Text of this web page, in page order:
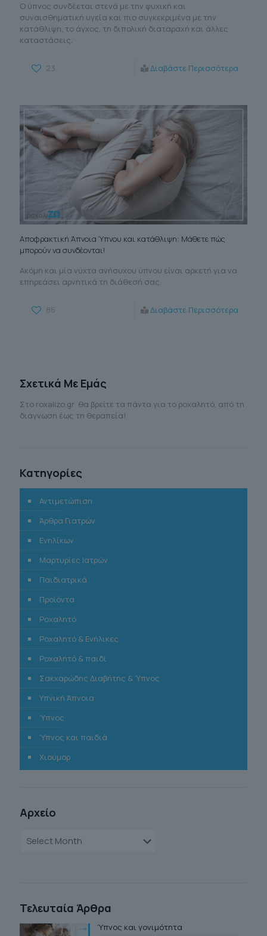
Ο ύπνος συνδέεται στενά με την ψυχική και
συναισθηματική υγεία και πιο συγκεκριμένα με την
κατάθλιψη, το άγχος, τη διπολική διαταραχή και άλλες
καταστάσεις.
23 Διαβάστε Περισσότερα
Αποφρακτική Άπνοια Ύπνου και κατάθλιψη: Μάθετε πώς
μπορούν να συνδέονται!
Ακόμη και μία νύχτα ανήσυχου ύπνου είναι αρκετή για να
επηρεάσει αρνητικά τη διάθεσή σας.
86 Διαβάστε Περισσότερα
Σχετικά Με Εμάς
Στο roxalizo.gr θα βρείτε τα πάντα για το ροχαλητό, από τη
διάγνωση έως τη θεραπεία!
Κατηγορίες
Αντιμετώπιση
Άρθρα Γιατρών
Ενηλίκων
Μαρτυρίες Ιατρών
Παιδιατρικά
Προϊόντα
Ροχαλητό
Ροχαλητό & Ενήλικες
Ροχαλητό & παιδί
Σακχαρώδης Διαβήτης & Ύπνος
Υπνική Άπνοια
Ύπνος
Ύπνος και παιδιά
Χιούμορ
Αρχείο
Τελευταία Άρθρα
Ύπνος και γονιμότητα